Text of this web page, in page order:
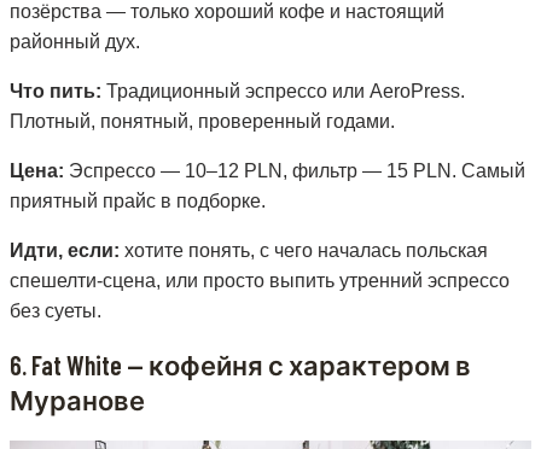
позёрства — только хороший кофе и настоящий
районный дух.
Что пить: Традиционный эспрессо или AeroPress.
Плотный, понятный, проверенный годами.
Цена: Эспрессо — 10–12 PLN, фильтр — 15 PLN. Самый
приятный прайс в подборке.
Идти, если: хотите понять, с чего началась польская
спешелти-сцена, или просто выпить утренний эспрессо
без суеты.
6. Fat White — кофейня с характером в
Муранове